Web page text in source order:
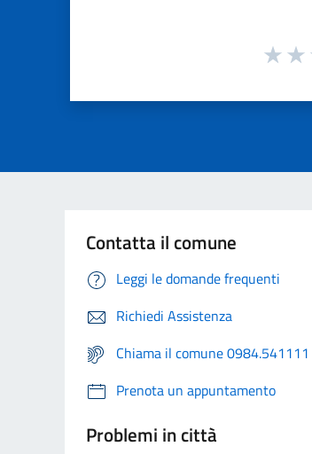
Contatta il comune
Leggi le domande frequenti
Richiedi Assistenza
Chiama il comune 0984.541111
Prenota un appuntamento
Problemi in città